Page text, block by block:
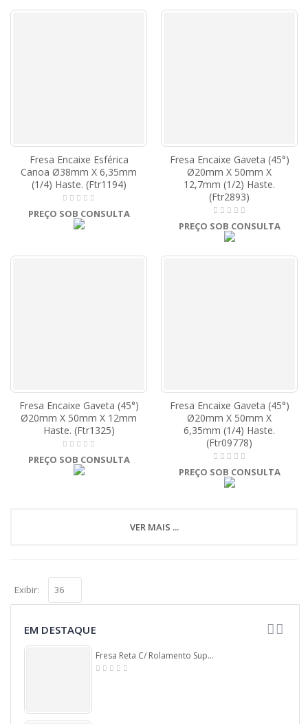
Fresa Encaixe Esférica
Canoa Ø38mm X 6,35mm
(1/4) Haste. (Ftr1194)
PREÇO SOB CONSULTA
Fresa Encaixe Gaveta (45°)
Ø20mm X 50mm X
12,7mm (1/2) Haste.
(Ftr2893)
PREÇO SOB CONSULTA
Fresa Encaixe Gaveta (45°)
Ø20mm X 50mm X 12mm
Haste. (Ftr1325)
PREÇO SOB CONSULTA
Fresa Encaixe Gaveta (45°)
Ø20mm X 50mm X
6,35mm (1/4) Haste.
(Ftr09778)
PREÇO SOB CONSULTA
VER MAIS ...
Exibir:
EM DESTAQUE
Fresa Reta C/ Rolamento Superior Ø19mm X 51mm Corte X 95mm X 1/2 (12,7mm) Haste. (Ftr0063)